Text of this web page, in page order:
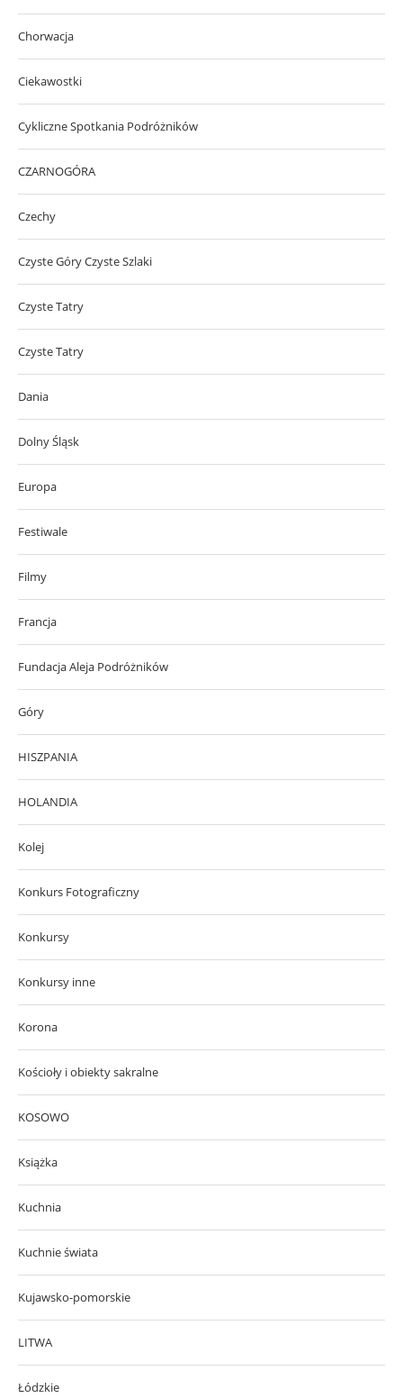
Chorwacja
Ciekawostki
Cykliczne Spotkania Podróżników
CZARNOGÓRA
Czechy
Czyste Góry Czyste Szlaki
Czyste Tatry
Czyste Tatry
Dania
Dolny Śląsk
Europa
Festiwale
Filmy
Francja
Fundacja Aleja Podróżników
Góry
HISZPANIA
HOLANDIA
Kolej
Konkurs Fotograficzny
Konkursy
Konkursy inne
Korona
Kościoły i obiekty sakralne
KOSOWO
Książka
Kuchnia
Kuchnie świata
Kujawsko-pomorskie
LITWA
Łódzkie